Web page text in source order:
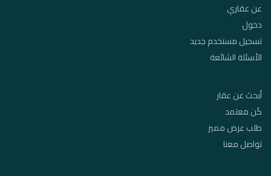
عن عقاري
دخول
تسجيل مستخدم جديد
الأسئلة الشائعة
أبحث عن عقار
كُن معتمد
طلب عرض مميز
تواصل معنا